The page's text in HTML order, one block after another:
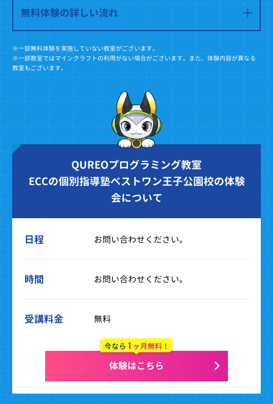
無料体験の詳しい流れ
※一部無料体験を実施していない教室がございます。
※一部教室ではマインクラフトの利用がない場合がございます。また、体験内容が異なる
教室もございます。
QUREOプログラミング教室
ECCの個別指導塾ベストワン王子公園校の体験
会について
日程 お問い合わせください。
時間 お問い合わせください。
受講料金 無料
今なら 1 ヶ月無料！
体験はこちら